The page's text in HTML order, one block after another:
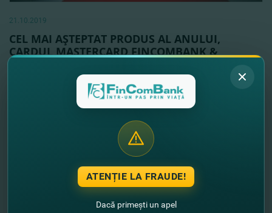
21.10.2019
CEL MAI AŞTEPTAT PRODUS AL ANULUI,
CARDUL MASTERCARD FINCOMBANK &
ROMPETROL
ATENȚIE LA FRAUDE!
Dacă primești un apel